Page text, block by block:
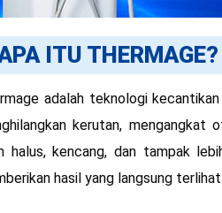
ITU THERMAGE?
adalah teknologi
kerutan, mengangkat
halus, kencang, dan tampak
hasil yang langsung